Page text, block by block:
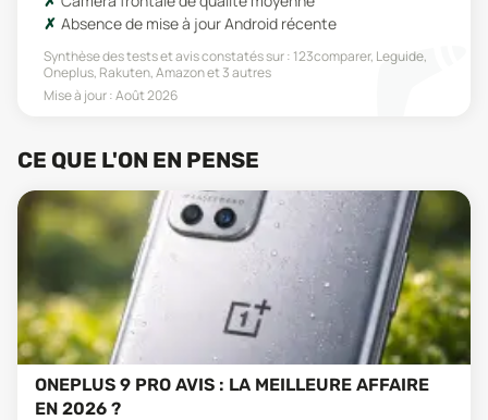
Absence de mise à jour Android récente
Synthèse des tests et avis constatés sur : 123comparer, Leguide,
Oneplus, Rakuten, Amazonet 3 autres
Mise à jour :Août 2026
CE QUE L'ON EN PENSE
ONEPLUS 9 PRO AVIS : LA MEILLEURE AFFAIRE
EN 2026 ?